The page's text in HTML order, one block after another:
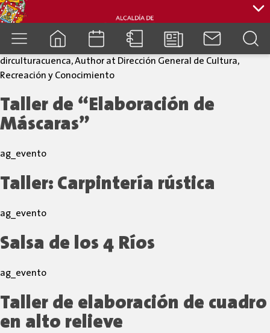
dirculturacuenca, Author at Dirección General de Cultura,
Recreación y Conocimiento
Taller de “Elaboración de
Máscaras”
ag_evento
Taller: Carpintería rústica
ag_evento
Salsa de los 4 Ríos
ag_evento
Taller de elaboración de cuadro
en alto relieve